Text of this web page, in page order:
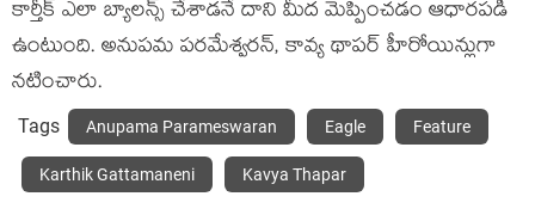
కార్తీక్ ఎలా బ్యాలన్స్ చేశాడనే దాని మీద మెప్పించడం ఆధారపడి
ఉంటుంది. అనుపమ పరమేశ్వరన్, కావ్య థాపర్ హీరోయిన్లుగా
నటించారు.
Tags Anupama Parameswaran Eagle Feature
Karthik Gattamaneni Kavya Thapar